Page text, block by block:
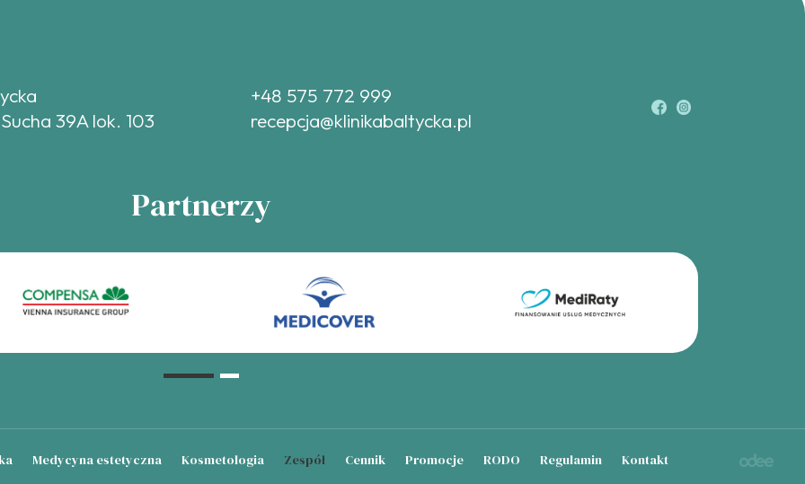
39A lok. 103
+48 575 772 999
recepcja@klinikabaltycka.pl
Partnerzy
Medycyna estetyczna Kosmetologia Zespół Cennik Promocje RODO Regulamin Kontakt